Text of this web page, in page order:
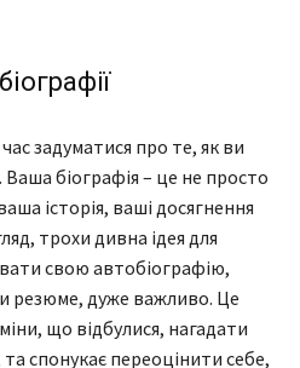
задуматися про те, як ви
Ваша біографія – це не просто
історія, ваші досягнення
трохи дивна ідея для
свою автобіографію,
резюме, дуже важливо. Це
що відбулися, нагадати
спонукає переоцінити себе,